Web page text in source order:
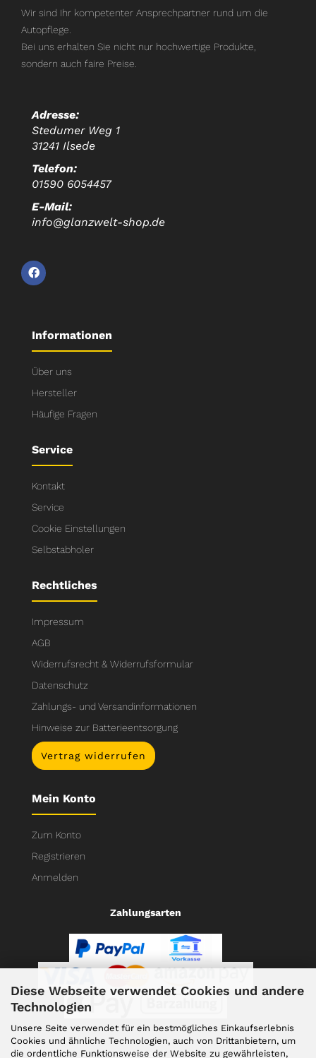
Diese Webseite verwendet Cookies und andere
Technologien
Unsere Seite verwendet für ein bestmögliches Einkaufserlebnis
Cookies und ähnliche Technologien, auch von Drittanbietern, um
die ordentliche Funktionsweise der Website zu gewährleisten,
Wir sind Ihr kompetenter Ansprechpartner rund um die
Autopflege.
Bei uns erhalten Sie nicht nur hochwertige Produkte,
sondern auch faire Preise.
Adresse:
Stedumer Weg 1
31241 Ilsede
Telefon:
01590 6054457
E-Mail:
info@glanzwelt-shop.de
Informationen
Über uns
Hersteller
Häufige Fragen
Service
Kontakt
Service
Cookie Einstellungen
Selbstabholer
Rechtliches
Impressum
AGB
Widerrufsrecht & Widerrufsformular
Datenschutz
Zahlungs- und Versandinformationen
Hinweise zur Batterieentsorgung
Vertrag widerrufen
Mein Konto
Zum Konto
Registrieren
Anmelden
Zahlungsarten
Versand